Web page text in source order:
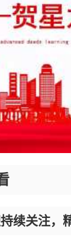
续关注，